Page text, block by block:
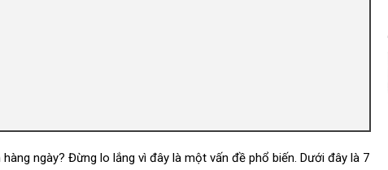
ngày? Đừng lo lắng vì đây là một vấn đề phổ biến. Dưới đây là 7